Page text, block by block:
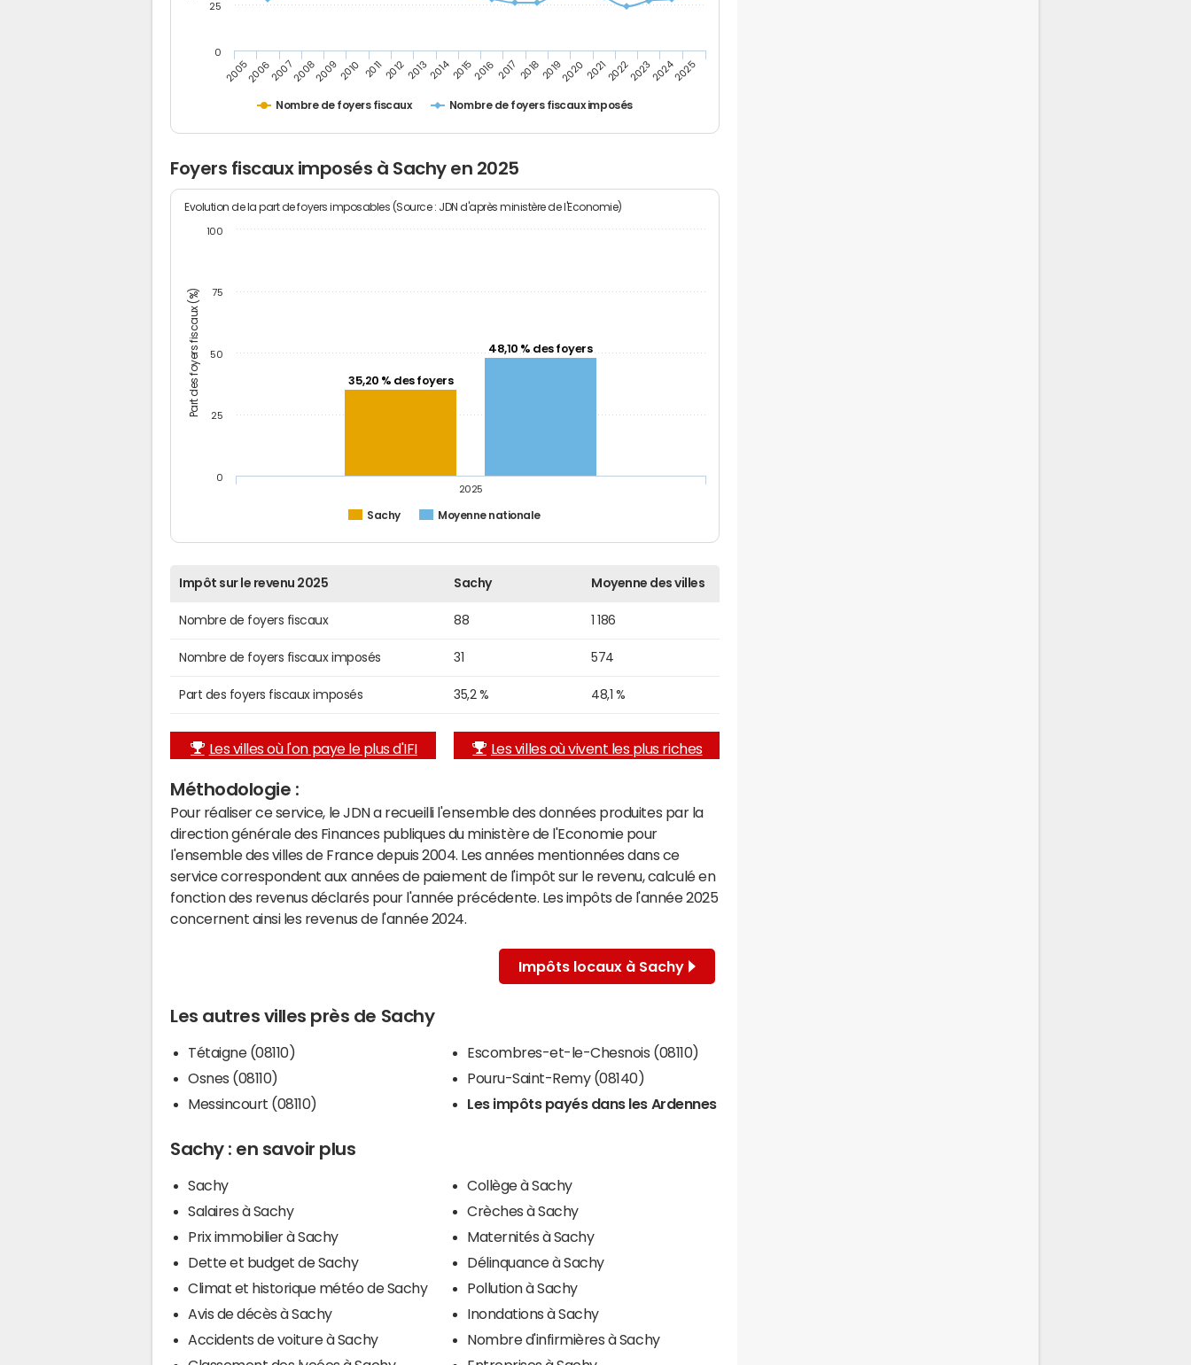
Nombre de foyers fiscaux Nombre de foyers fiscaux imposés
200520062007200820092010 201120122013201420152016 2017 20182019202020212022202320242025
0
25
Foyers fiscaux imposés à Sachy en 2025
Part des foyers fiscaux (%)
Evolution de la part de foyers imposables (Source : JDN d'après ministère de l'Economie)
35,20 % des foyers
48,10 % des foyers
Sachy Moyenne nationale
2025
0
25
50
75
100
Impôt sur le revenu 2025 Sachy Moyenne des villes
Nombre de foyers fiscaux 88 1 186
Nombre de foyers fiscaux imposés 31 574
Part des foyers fiscaux imposés 35,2 % 48,1 %
Les villes où l'on paye le plus d'IFI Les villes où vivent les plus riches
Méthodologie :
Pour réaliser ce service, le JDN a recueilli l'ensemble des données produites par la
direction générale des Finances publiques du ministère de l'Economie pour
l'ensemble des villes de France depuis 2004. Les années mentionnées dans ce
service correspondent aux années de paiement de l'impôt sur le revenu, calculé en
fonction des revenus déclarés pour l'année précédente. Les impôts de l'année 2025
concernent ainsi les revenus de l'année 2024.
Impôts locaux à Sachy
Les autres villes près de Sachy
Tétaigne (08110)
Osnes (08110)
Messincourt (08110)
Escombres-et-le-Chesnois (08110)
Pouru-Saint-Remy (08140)
Les impôts payés dans les Ardennes
Sachy : en savoir plus
Sachy
Salaires à Sachy
Prix immobilier à Sachy
Dette et budget de Sachy
Climat et historique météo de Sachy
Avis de décès à Sachy
Accidents de voiture à Sachy
Collège à Sachy
Crèches à Sachy
Maternités à Sachy
Délinquance à Sachy
Pollution à Sachy
Inondations à Sachy
Nombre d'infirmières à Sachy